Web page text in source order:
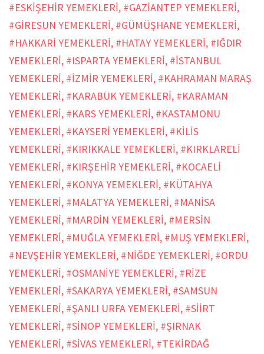
#ESKİŞEHİR YEMEKLERİ, #GAZİANTEP YEMEKLERİ,
#GİRESUN YEMEKLERİ, #GÜMÜŞHANE YEMEKLERİ,
#HAKKARİ YEMEKLERİ, #HATAY YEMEKLERİ, #IĞDIR
YEMEKLERİ, #ISPARTA YEMEKLERİ, #İSTANBUL
YEMEKLERİ, #İZMİR YEMEKLERİ, #KAHRAMAN MARAŞ
YEMEKLERİ, #KARABÜK YEMEKLERİ, #KARAMAN
YEMEKLERİ, #KARS YEMEKLERİ, #KASTAMONU
YEMEKLERİ, #KAYSERİ YEMEKLERİ, #KİLİS
YEMEKLERİ, #KIRIKKALE YEMEKLERİ, #KIRKLARELİ
YEMEKLERİ, #KIRŞEHİR YEMEKLERİ, #KOCAELİ
YEMEKLERİ, #KONYA YEMEKLERİ, #KÜTAHYA
YEMEKLERİ, #MALATYA YEMEKLERİ, #MANİSA
YEMEKLERİ, #MARDİN YEMEKLERİ, #MERSİN
YEMEKLERİ, #MUĞLA YEMEKLERİ, #MUŞ YEMEKLERİ,
#NEVŞEHİR YEMEKLERİ, #NİĞDE YEMEKLERİ, #ORDU
YEMEKLERİ, #OSMANİYE YEMEKLERİ, #RİZE
YEMEKLERİ, #SAKARYA YEMEKLERİ, #SAMSUN
YEMEKLERİ, #ŞANLI URFA YEMEKLERİ, #SİİRT
YEMEKLERİ, #SİNOP YEMEKLERİ, #ŞIRNAK
YEMEKLERİ, #SİVAS YEMEKLERİ, #TEKİRDAĞ